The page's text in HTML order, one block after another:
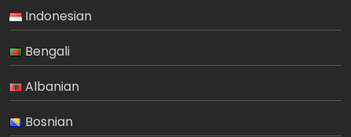
Indonesian
Bengali
Albanian
Bosnian